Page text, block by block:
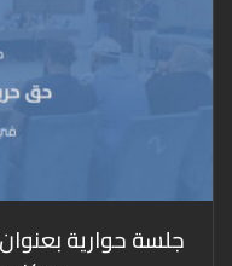
جلسة حوارية